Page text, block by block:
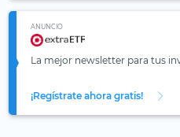
ANUNCIO
La mejor newsletter para tus
¡Regístrate ahora gratis!